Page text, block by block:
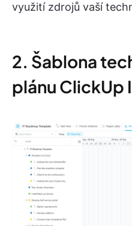
využití zdrojů vaší
2. Šablona
plánu ClickUp